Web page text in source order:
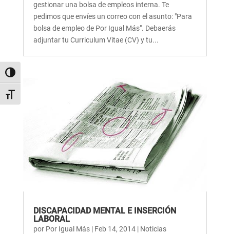
Alternar alto contraste
Alternar tamaño de letra
gestionar una bolsa de empleos interna. Te
pedimos que envíes un correo con el asunto: "Para
bolsa de empleo de Por Igual Más". Debaerás
adjuntar tu Curriculum Vitae (CV) y tu...
DISCAPACIDAD MENTAL E INSERCIÓN
LABORAL
por Por Igual Más| Feb 14, 2014| Noticias